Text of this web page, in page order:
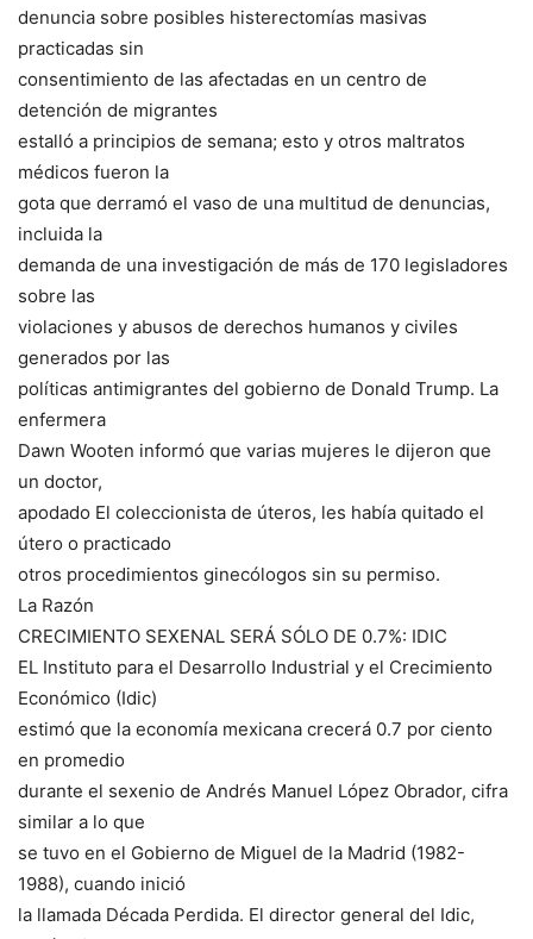
denuncia sobre posibles histerectomías masivas
practicadas sin
consentimiento de las afectadas en un centro de
detención de migrantes
estalló a principios de semana; esto y otros maltratos
médicos fueron la
gota que derramó el vaso de una multitud de denuncias,
incluida la
demanda de una investigación de más de 170 legisladores
sobre las
violaciones y abusos de derechos humanos y civiles
generados por las
políticas antimigrantes del gobierno de Donald Trump. La
enfermera
Dawn Wooten informó que varias mujeres le dijeron que
un doctor,
apodado El coleccionista de úteros, les había quitado el
útero o practicado
otros procedimientos ginecólogos sin su permiso.
La Razón
CRECIMIENTO SEXENAL SERÁ SÓLO DE 0.7%: IDIC
EL Instituto para el Desarrollo Industrial y el Crecimiento
Económico (Idic)
estimó que la economía mexicana crecerá 0.7 por ciento
en promedio
durante el sexenio de Andrés Manuel López Obrador, cifra
similar a lo que
se tuvo en el Gobierno de Miguel de la Madrid (1982-
1988), cuando inició
la llamada Década Perdida. El director general del Idic,